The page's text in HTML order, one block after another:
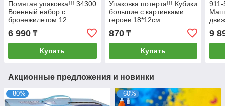
Помятая упаковка!!! 34300
Военный набор с
бронежилетом 12
предметов 65*37см
6 990 ₸
Купить
Упаковка потерта!!! Кубики
большие с картинками
героев 18*12см
870₸
Купить
9
Акционные предложения и новинки
–80% –60%